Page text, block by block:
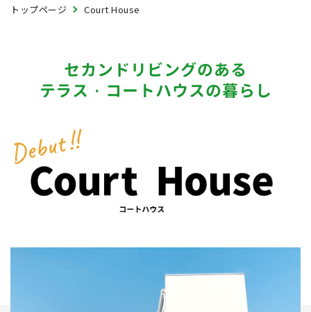
トップページ Court House
セカンドリビングのある
テラス・コートハウスの暮らし